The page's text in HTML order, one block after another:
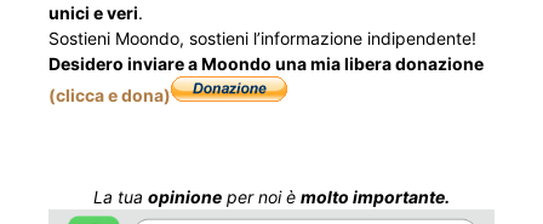
unici e veri.
Sostieni Moondo, sostieni l’informazione indipendente!
Desidero inviare a Moondo una mia libera donazione
(clicca e dona)
La tua opinione per noi è molto importante.